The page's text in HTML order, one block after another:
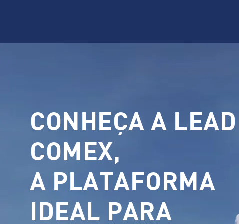
CONHEÇA A LEAD
COMEX,
A PLATAFORMA
IDEAL PARA